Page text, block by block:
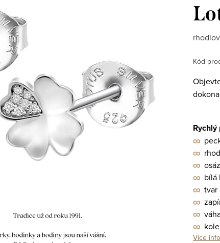
Kód
∞
∞
∞
∞ bílá
∞ tvar
∞
∞
∞
Více